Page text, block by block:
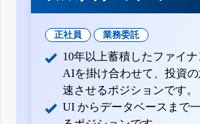
正社員 業務委託
10年以上蓄積したファイ
AIを掛け合わせて、投資
速させるポジションです。
UI からデータベースまで